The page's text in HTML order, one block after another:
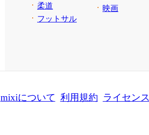
柔道
フットサル
映画
mixiについて 利用規約 ライセンス